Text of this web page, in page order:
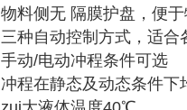
物料侧无 隔膜护盘，便
三种自动控制方式，适合
手动/电动冲程条件可选
冲程在静态及动态条件下